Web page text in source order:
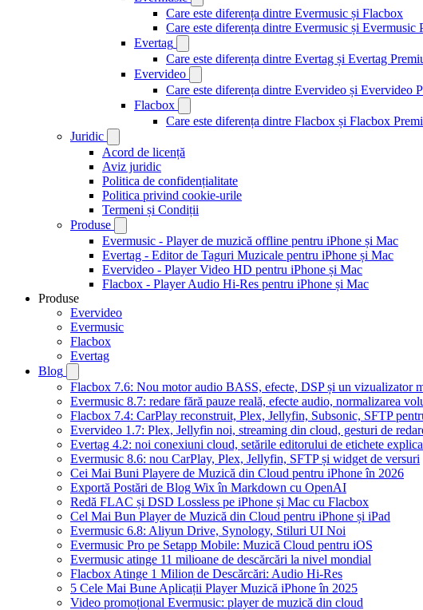
Care este diferența dintre Evermusic și Flacbox
Care este diferența dintre Evermusic și Evermusic
Evertag
Care este diferența dintre Evertag și Evertag
Evervideo
Care este diferența dintre Evervideo și Evervideo
Flacbox
Care este diferența dintre Flacbox și Flacbox
Juridic
Acord de licență
Aviz juridic
Politica de confidențialitate
Politica privind cookie-urile
Termeni și Condiții
Produse
Evermusic - Player de muzică offline pentru iPhone și Mac
Evertag - Editor de Taguri Muzicale pentru iPhone și Mac
Evervideo - Player Video HD pentru iPhone și Mac
Flacbox - Player Audio Hi-Res pentru iPhone și Mac
Produse
Evervideo
Evermusic
Flacbox
Evertag
Blog
Flacbox 7.6: Nou motor audio BASS, efecte, DSP și un vizualizator
Evermusic 8.7: redare fără pauze reală, efecte audio, normalizarea
Flacbox 7.4: CarPlay reconstruit, Plex, Jellyfin, Subsonic, SFTP
Evervideo 1.7: Plex, Jellyfin noi, streaming din cloud, gesturi de
Evertag 4.2: noi conexiuni cloud, setările editorului de etichete
Evermusic 8.6: nou CarPlay, Plex, Jellyfin, SFTP și widget de versuri
Cei Mai Buni Playere de Muzică din Cloud pentru iPhone în 2026
Exportă Postări de Blog Wix în Markdown cu OpenAI
Redă FLAC și DSD Lossless pe iPhone și Mac cu Flacbox
Cel Mai Bun Player de Muzică din Cloud pentru iPhone și iPad
Evermusic 6.8: Aliyun Drive, Synology, Stiluri UI Noi
Evermusic Pro pe Setapp Mobile: Muzică Cloud pentru iOS
Evermusic atinge 11 milioane de descărcări la nivel mondial
Flacbox Atinge 1 Milion de Descărcări: Audio Hi-Res
5 Cele Mai Bune Aplicații Player Muzică iPhone în 2025
Video promoțional Evermusic: player de muzică din cloud